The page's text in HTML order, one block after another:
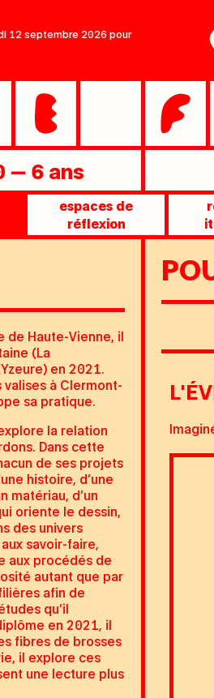
12 septembre 2026 pour
— 6 ans
espaces de
réflexion
de Haute-Vienne, il
(La
en 2021.
à Clermont-
sa pratique.
la relation
Dans cette
de ses projets
histoire, d’une
matériau, d’un
oriente le dessin,
des univers
savoir-faire,
aux procédés de
autant que par
afin de
qu’il
en 2021, il
fibres de brosses
il explore ces
une lecture plus